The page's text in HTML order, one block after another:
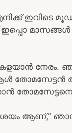
ഇവിടെ
ഇപ്പൊ
കളയാൻ നേരം.
തോമസേട്ടൻ
തോമസേട്ടനെ
ആണ്,”